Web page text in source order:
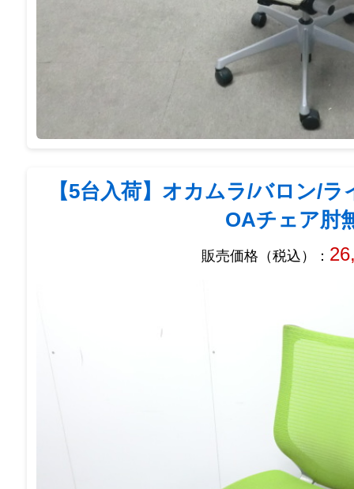
【5台入荷】オカムラ/バロン/
OAチェア肘
販売価格（税込）：